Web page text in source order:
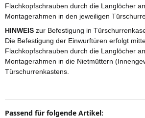
Flachkopfschrauben durch die Langlöcher
Montagerahmen in den jeweiligen
HINWEIS zur Befestigung in
Die Befestigung der Einwurftüren erfolgt
Flachkopfschrauben durch die Langlöcher
Montagerahmen in die Nietmüttern
Türschurrenkastens.
Passend für folgende Artikel: